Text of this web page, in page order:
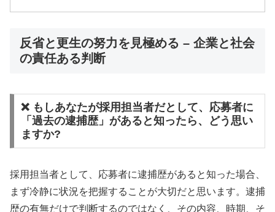
反省と更生の努力を見極める – 企業と社会
の責任ある判断
❌ もしあなたが採用担当者だとして、応募者に
「過去の逮捕歴」があると知ったら、どう思い
ますか?
採用担当者として、応募者に逮捕歴があると知った場合、
まず冷静に状況を把握することが大切だと思います。逮捕
歴の有無だけで判断するのではなく、その内容、時期、そ